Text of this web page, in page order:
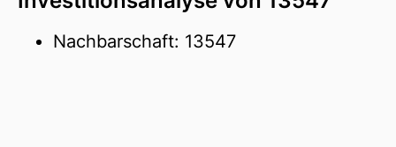
Nachbarschaft: 13547